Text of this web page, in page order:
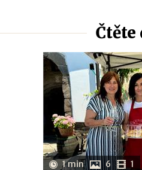
Čtěte
1 min 6 1